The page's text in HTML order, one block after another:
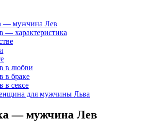
— мужчина Лев
— характеристика
в любви
в браке
в сексе
для мужчины Льва
— мужчина Лев